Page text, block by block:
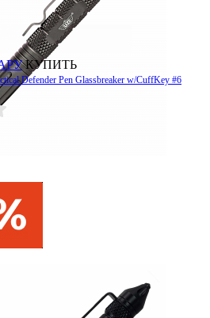
КУПИТЬ
Defender Pen Glassbreaker w/CuffKey #6